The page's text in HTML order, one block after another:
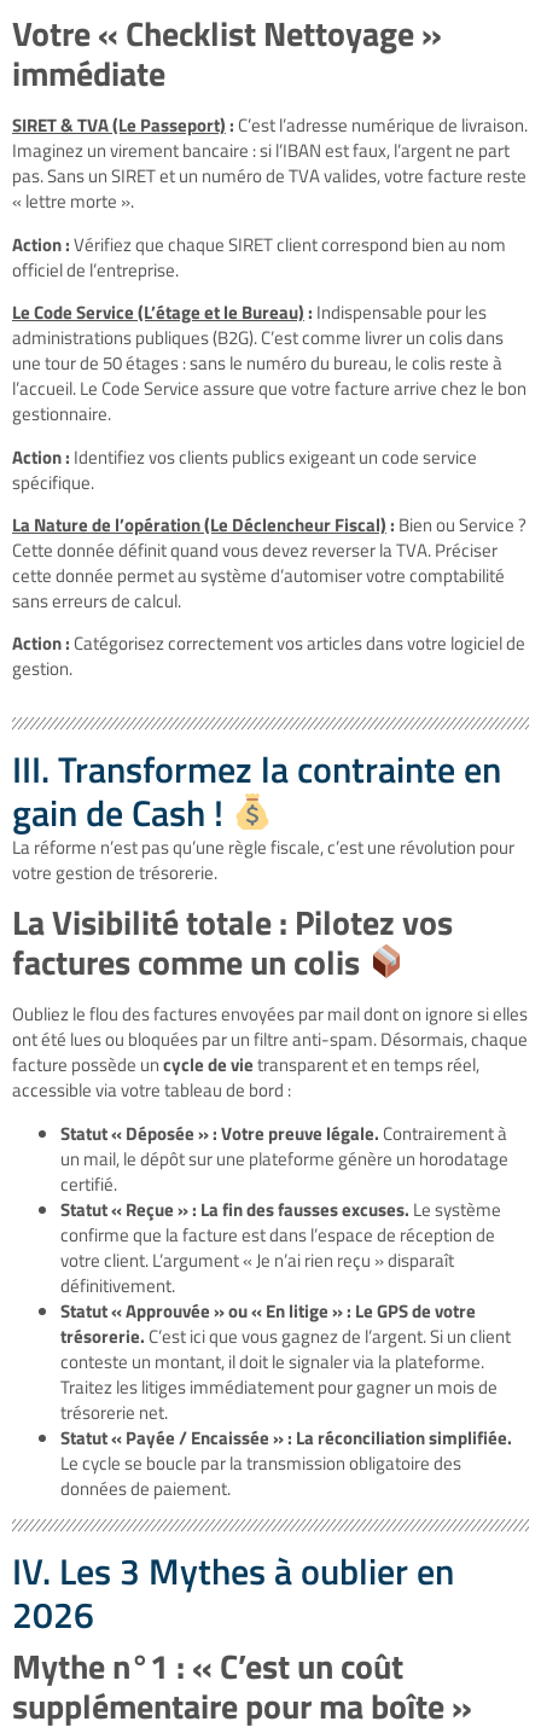
Votre « Checklist Nettoyage »
immédiate
SIRET & TVA (Le Passeport): C’est l’adresse numérique de livraison.
Imaginez un virement bancaire : si l’IBAN est faux, l’argent ne part
pas. Sans un SIRET et un numéro de TVA valides, votre facture reste
« lettre morte ».
Action :Vérifiez que chaque SIRET client correspond bien au nom
officiel de l’entreprise.
Le Code Service (L’étage et le Bureau): Indispensable pour les
administrations publiques (B2G). C’est comme livrer un colis dans
une tour de 50 étages : sans le numéro du bureau, le colis reste à
l’accueil. Le Code Service assure que votre facture arrive chez le bon
gestionnaire.
Action : Identifiez vos clients publics exigeant un code service
spécifique.
La Nature de l’opération (Le Déclencheur Fiscal): Bien ou Service ?
Cette donnée définit quand vous devez reverser la TVA. Préciser
cette donnée permet au système d’automiser votre comptabilité
sans erreurs de calcul.
Action : Catégorisez correctement vos articles dans votre logiciel de
gestion.
III. Transformez la contrainte en
gain de Cash !
La réforme n’est pas qu’une règle fiscale, c’est une révolution pour
votre gestion de trésorerie.
La Visibilité totale : Pilotez vos
factures comme un colis
Oubliez le flou des factures envoyées par mail dont on ignore si elles
ont été lues ou bloquées par un filtre anti-spam. Désormais, chaque
facture possède uncycle de vietransparent et en temps réel,
accessible via votre tableau de bord :
Statut « Déposée » : Votre preuve légale. Contrairement à
un mail, le dépôt sur une plateforme génère un horodatage
certifié.
Statut « Reçue » : La fin des fausses excuses. Le système
confirme que la facture est dans l’espace de réception de
votre client. L’argument « Je n’ai rien reçu » disparaît
définitivement.
Statut « Approuvée » ou « En litige » : Le GPS de votre
trésorerie. C’est ici que vous gagnez de l’argent. Si un client
conteste un montant, il doit le signaler via la plateforme.
Traitez les litiges immédiatement pour gagner un mois de
trésorerie net.
Statut « Payée / Encaissée » : La réconciliation simplifiée.
Le cycle se boucle par la transmission obligatoire des
données de paiement.
IV. Les 3 Mythes à oublier en
2026
Mythe n°1 : « C’est un coût
supplémentaire pour ma boîte »